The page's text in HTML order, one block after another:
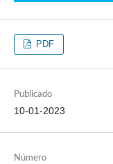
PDF
Publicado
10-01-2023
Número